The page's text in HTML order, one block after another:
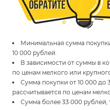
Минимальная сумма
10 000 рублей.
В зависимости от суммы в
по ценам мелкого или
Сумма покупки от 10 000 до
рассчитывается по ценам
Сумма более 33 000 рублей,